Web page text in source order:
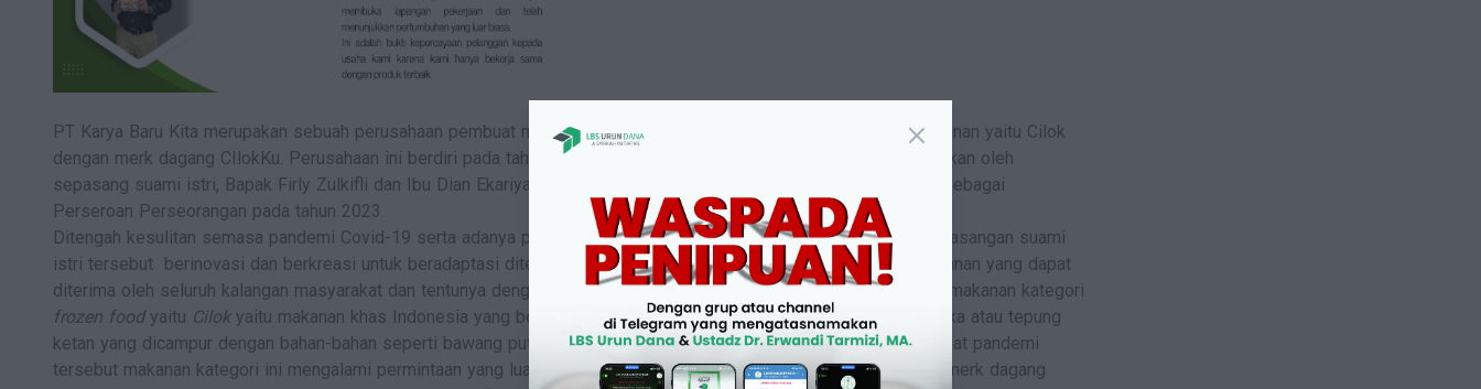
PT Karya Baru Kita merupakan sebuah perusahaan pembuat makanan frozen food dengan spesialisasi produk makanan yaitu Cilok
dengan merk dagang CIlokKu. Perusahaan ini berdiri pada tahun 2020 di saat kondisi pandemi Covid-19, yang didirikan oleh
sepasang suami istri, Bapak Firly Zulkifli dan Ibu Dian Ekariyanti. Secara legalitas, usaha tersebut baru didaftarkan sebagai
Perseroan Perseorangan pada tahun 2023.
Ditengah kesulitan semasa pandemi Covid-19 serta adanya peluang usaha di masa pandemi tersebut mendorong pasangan suami
istri tersebut berinovasi dan berkreasi untuk beradaptasi ditengah masa pandemi dengan ide bisnis berjualan makanan yang dapat
diterima oleh seluruh kalangan masyarakat dan tentunya dengan harga yang sesuai kantong. Maka dipilihlah produk makanan kategori
frozen foodyaitu Cilok yaitu makanan khas Indonesia yang berbentuk bulat yang biasanya terbuat dari tepung tapioka atau tepung
ketan yang dicampur dengan bahan-bahan seperti bawang putih, bawang merah, garam, dan daging ayam. Dimana saat pandemi
tersebut makanan kategori ini mengalami permintaan yang luar biasa. Dan pada tahun 2022, penerbit mendaftarkan merk dagang